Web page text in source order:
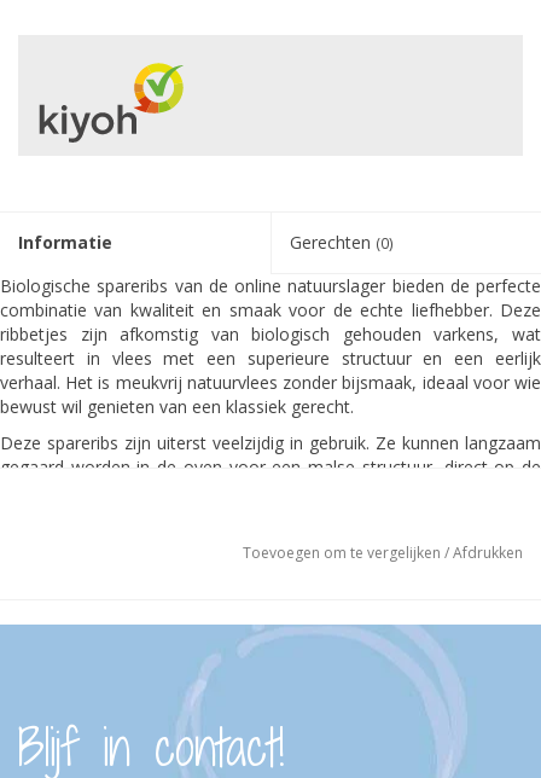
Informatie Gerechten (0)
Biologische spareribs van de online natuurslager bieden de perfecte
combinatie van kwaliteit en smaak voor de echte liefhebber. Deze
ribbetjes zijn afkomstig van biologisch gehouden varkens, wat
resulteert in vlees met een superieure structuur en een eerlijk
verhaal. Het is meukvrij natuurvlees zonder bijsmaak, ideaal voor wie
bewust wil genieten van een klassiek gerecht.
Deze spareribs zijn uiterst veelzijdig in gebruik. Ze kunnen langzaam
gegaard worden in de oven voor een malse structuur, direct op de
verzekerd van een product dat met passie voor het vak is bereid.
landbouwmethoden en diervriendelijke praktijken. Deze spareribs
worden geleverd in handige porties, waardoor ze eenvoudig te
verwerken zijn in uw favoriete recepten. Ervaar de pure smaak van
varkensvlees zoals het bedoeld is, zonder kunstmatige toevoegingen
of E-nummers.
Kenmerk
Specificatie
Toevoegen om te vergelijken /Afdrukken
Blijf in contact!